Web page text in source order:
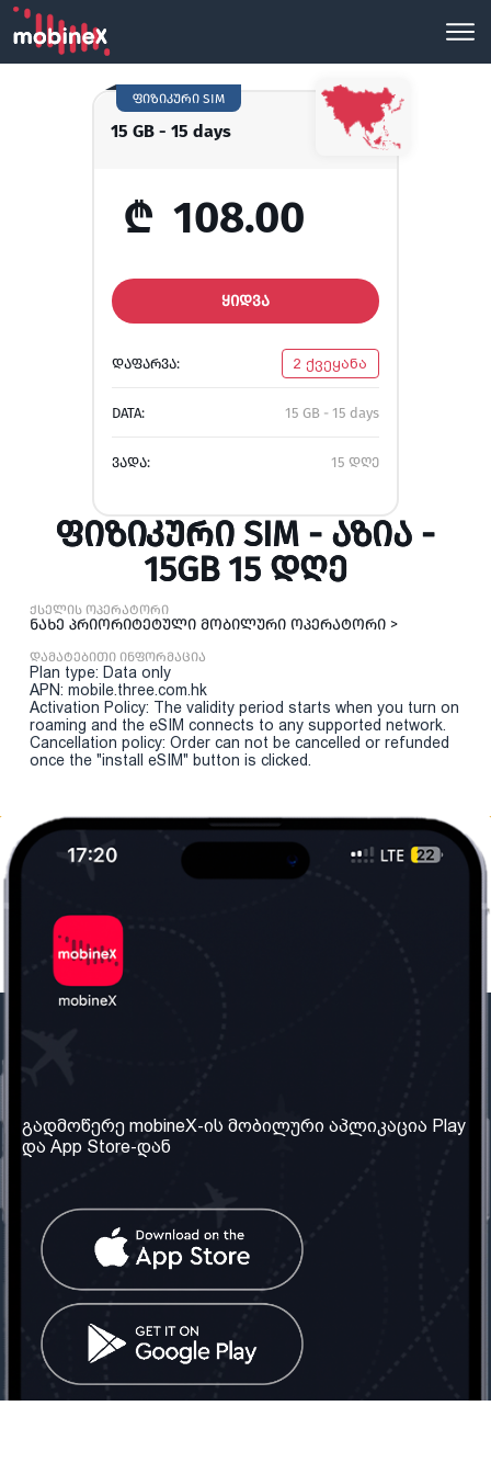
15 GB - 15 days
ფიზიკური SIM
₾ 108.00
ᲧᲘᲓᲕᲐ
ᲓᲐᲤᲐᲠᲕᲐ: 2 ქვეყანა
DATA: 15 GB - 15 days
ᲕᲐᲓᲐ: 15 დღე
ᲤᲘᲖᲘᲙᲣᲠᲘ SIM - ᲐᲖᲘᲐ -
15GB 15 ᲓᲦᲔ
ქსელის ოპერატორი
ნახე პრიორიტეტული მობილური ოპერატორი >
დამატებითი ინფორმაცია
Plan type: Data only
APN: mobile.three.com.hk
Activation Policy: The validity period starts when you turn on
roaming and the eSIM connects to any supported network.
Cancellation policy: Order can not be cancelled or refunded
once the "install eSIM" button is clicked.
ჩვენ შესახებ
ჩვენი სერვისები
წესები და პირობები
კითხვები
კონტაქტი
საქართველო: თბილისი
ტელ: 032 2 04 00 50
ელ. ფოსტა:
info@mobinex.ge
სოციალური ქსელი
გადმოწერე mobineX-ის მობილური აპლიკაცია Play
და App Store-დან